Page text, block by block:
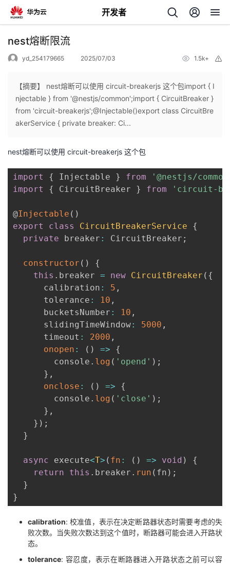
开发者
返
个
人
主
我
的
发
发
者
Programs
的
支
nest熔断限流
yd_254179665 2025/07/03 1.5k+
【摘要】 nest熔断可以使用 circuit-breakerjs 这个包import { I
njectable } from '@nestjs/common';import { CircuitBreaker }
from 'circuit-breakerjs';@Injectable()export class CircuitBre
akerService { private breaker: Ci...
nest熔断可以使用 circuit-breakerjs 这个包
import { Injectable } from
'@nestjs/
import
{ CircuitBreaker } from 'circuit-
@Injectable ( )
export
class CircuitBreakerService
{
private breaker : CircuitBreaker ;
constructor ( )
{
this . breaker = new CircuitBreaker ( {
      calibration
: 5 ,
      tolerance
: 10 ,
      bucketsNumber
: 10 ,
      slidingTimeWindow
: 5000 ,
      timeout
: 2000 ,
onopen : ( ) =>
{
        console
. log ( 'opend' ) ;
} ,
onclose : ( ) =>
{
        console
. log ( 'close' ) ;
} ,
} ) ;
}
async execute<T> ( fn : ( ) => void )
{
return
this . breaker . run ( fn ) ;
}
}
calibration: 校准值，表示在决定断路器状态时需要考虑的失
败次数。当失败次数达到这个值时，断路器可能会进入开路状
态。
tolerance: 容忍度，表示在断路器进入开路状态之前可以容